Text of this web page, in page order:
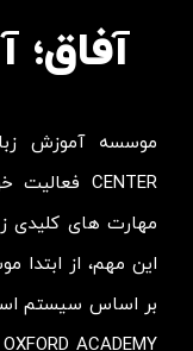
مهارت های کلیدی
این مهم، از ابتدا
بر اساس سیستم